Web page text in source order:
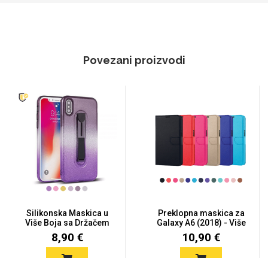
Povezani proizvodi
Silikonska Maskica u
Više Boja sa Držačem
Gala...
8,90 €
Preklopna maskica za
Galaxy A6 (2018) - Više
b...
10,90 €